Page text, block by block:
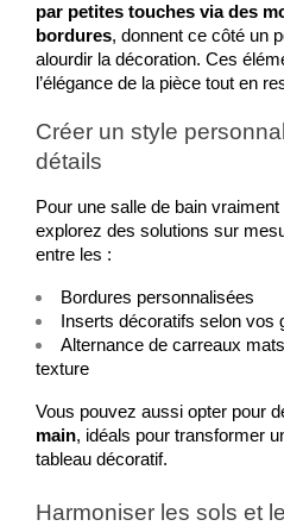
par petites touches via des
bordures, donnent ce côté un
alourdir la décoration. Ces
l’élégance de la pièce tout en
Créer un style
détails
Pour une salle de bain
explorez des solutions sur
entre les :
Bordures personnalisées
Inserts décoratifs selon vos
Alternance de carreaux
texture
Vous pouvez aussi opter pour
main, idéals pour transformer
tableau décoratif.
Harmoniser les sols et